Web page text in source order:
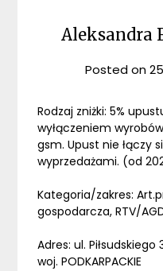
Aleksandra
Posted on
Rodzaj zniżki: 5%
wyłączeniem
gsm. Upust nie łączy
wyprzedażami. (od
Kategoria/zakres:
gospodarcza, RTV/
Adres: ul.
woj. PODKARPACKIE